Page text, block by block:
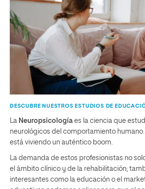
DESCUBRE NUESTROS ESTUDIOS DE
La Neuropsicología es la ciencia que
neurológicos del comportamiento
está viviendo un auténtico boom.
La demanda de estos profesionistas no
el ámbito clínico y de la rehabilitación;
interesantes como la educación o el